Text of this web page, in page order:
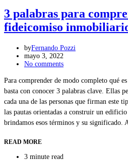
3 palabras para
fideicomiso
byFernando Pozzi
mayo 3, 2022
No comments
Para comprender de modo completo qué
basta con conocer 3 palabras clave. Ellas
cada una de las personas que firman este
las pautas orientadas a construir un
brindamos esos términos y su significado.
READ MORE
3 minute read